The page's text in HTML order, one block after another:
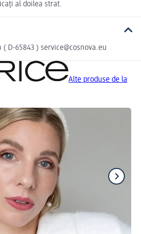
al doilea strat.
( D-65843 ) service@cosnova.eu
Alte produse de la